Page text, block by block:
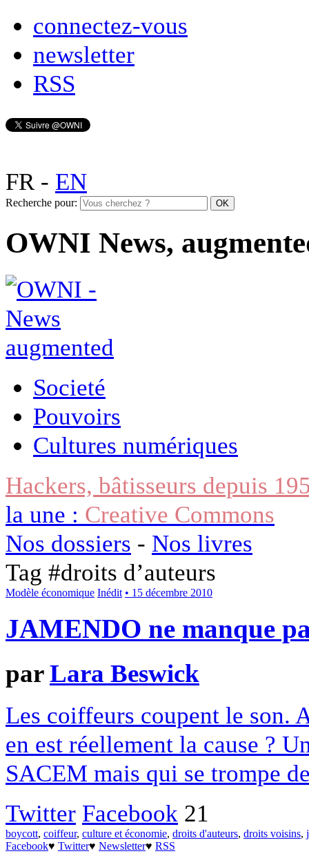
connectez-vous
newsletter
RSS
FR- EN
Recherche pour:
OWNI News,
Societé
Pouvoirs
Cultures numériques
Hackers, bâtisseurs depuis
la une : Creative Commons
Nos dossiers - Nos livres
Tag #droits d’auteurs
Modèle économique Inédit • 15 décembre 2010
JAMENDO ne manque
parLara Beswick
Les coiffeurs coupent le son.
en est réellement la cause ?
SACEM mais qui se trompe
Twitter Facebook 21
boycott, coiffeur, culture et économie, droits d'auteurs, droits voisins,
Facebook♥ Twitter♥ Newsletter♥ RSS